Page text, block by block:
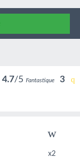
4.7/5 Fantastique 3
x2